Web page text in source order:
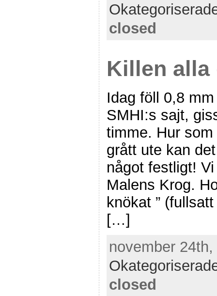
closed
Killen
Idag föll 0,8
SMHI:s sajt,
timme. Hur
grått ute kan
något festligt!
Malens Krog.
knökat ”
[…]
november
closed